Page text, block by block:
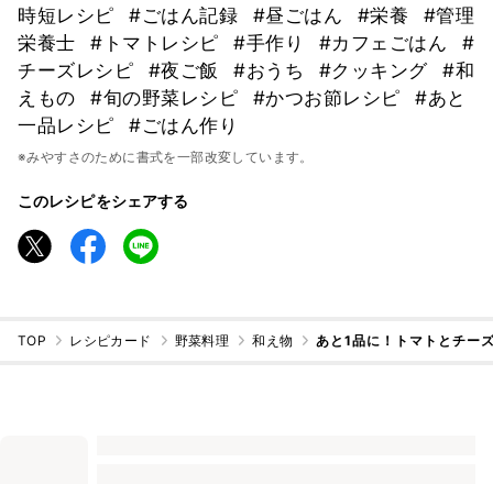
時短レシピ
#ごはん記録 #昼ごはん #栄養
#管理
栄養士
#トマトレシピ #手作り #カフェごはん
#
チーズレシピ
#夜ご飯 #おうち #クッキング
#和
えもの
#旬の野菜レシピ #かつお節レシピ
#あと
一品レシピ
#ごはん作り
※みやすさのために書式を一部改変しています。
このレシピをシェアする
TOP レシピカード 野菜料理 和え物 あと1品に！トマトとチー